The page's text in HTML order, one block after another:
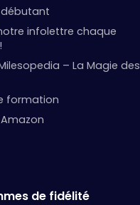
infolettre chaque
– La Magie des
formation
de fidélité